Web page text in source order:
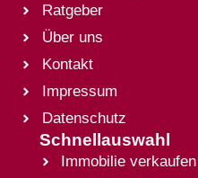
Ratgeber
Über uns
Kontakt
Impressum
Datenschutz
Schnellauswahl
Immobilie verkaufen